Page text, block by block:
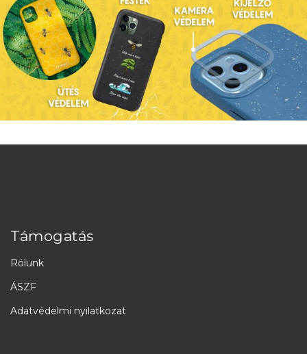
Támogatás
Rólunk
ÁSZF
Adatvédelmi nyilatkozat